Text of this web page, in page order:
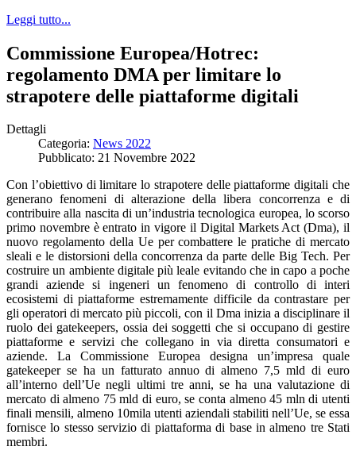
Leggi tutto...
Commissione Europea/Hotrec:
regolamento DMA per limitare lo
strapotere delle piattaforme digitali
Dettagli
Categoria: News 2022
Pubblicato: 21 Novembre 2022
Con l’obiettivo di limitare lo strapotere delle piattaforme digitali che
generano fenomeni di alterazione della libera concorrenza e di
contribuire alla nascita di un’industria tecnologica europea, lo scorso
primo novembre è entrato in vigore il Digital Markets Act (Dma), il
nuovo regolamento della Ue per combattere le pratiche di mercato
sleali e le distorsioni della concorrenza da parte delle Big Tech. Per
costruire un ambiente digitale più leale evitando che in capo a poche
grandi aziende si ingeneri un fenomeno di controllo di interi
ecosistemi di piattaforme estremamente difficile da contrastare per
gli operatori di mercato più piccoli, con il Dma inizia a disciplinare il
ruolo dei gatekeepers, ossia dei soggetti che si occupano di gestire
piattaforme e servizi che collegano in via diretta consumatori e
aziende. La Commissione Europea designa un’impresa quale
gatekeeper se ha un fatturato annuo di almeno 7,5 mld di euro
all’interno dell’Ue negli ultimi tre anni, se ha una valutazione di
mercato di almeno 75 mld di euro, se conta almeno 45 mln di utenti
finali mensili, almeno 10mila utenti aziendali stabiliti nell’Ue, se essa
fornisce lo stesso servizio di piattaforma di base in almeno tre Stati
membri.